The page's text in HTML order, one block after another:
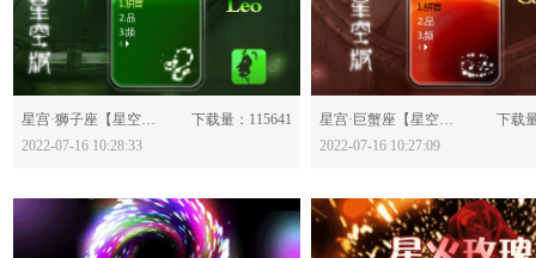
分享：
星宫·狮子座【星空版】-628435
下载量：115641
2022-07-16 10:28:33
分享：
星宫·巨蟹座【星空版】-628433
下载
2022-07-16 10:27:09